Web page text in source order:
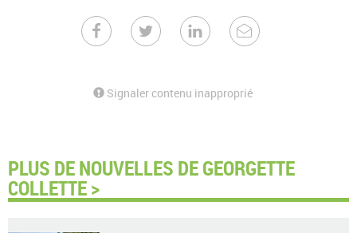
Signaler contenu inapproprié
PLUS DE NOUVELLES DE GEORGETTE
COLLETTE >